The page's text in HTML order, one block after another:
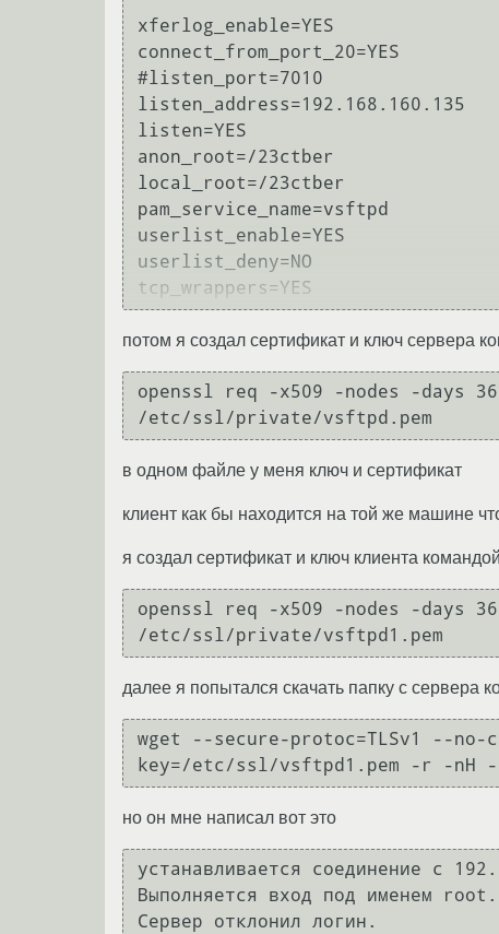
xferlog_enable=YES
connect_from_port_20=YES
#listen_port=7010
listen_address=192.168.160.135
listen=YES
anon_root=/23ctber
local_root=/23ctber
pam_service_name=vsftpd
userlist_enable=YES
userlist_deny=NO
потом я создал сертификат и ключ сервера
openssl req -x509 -nodes -days
в одном файле у меня ключ и сертификат
клиент как бы находится на той же машине
я создал сертификат и ключ клиента командой
openssl req -x509 -nodes -days
далее я попытался скачать папку с сервера
wget --secure-protoc=TLSv1 --
но он мне написал вот это
устанавливается соединение с
Выполняется вход под именем
Сервер отклонил логин.